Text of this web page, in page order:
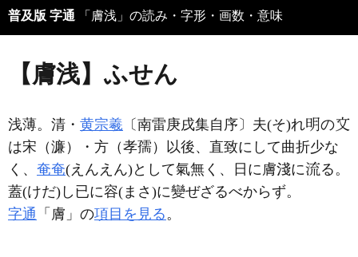
普及版 字通 「膚浅」の読み・字形・画数・意味
【膚浅】ふせん
浅薄。清・ 黄宗羲 〔南雷庚戌集自序〕夫(そ)れ
の
は宋（濂）・方（孝孺）以後、直致にして曲折少な
く、 奄奄(えんえん)として氣無く、日に膚淺に
る。
蓋(けだ)し已に容(まさ)に變ぜざるべからず。
字通 「膚」の項目を見る。